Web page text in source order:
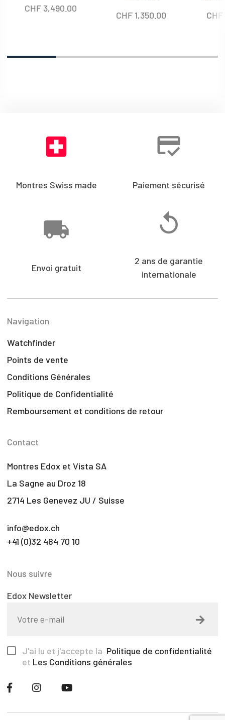
CHF3,490.00
CHF1,350.00 CHF
Montres Swiss made Paiement sécurisé
Envoi gratuit
2 ans de garantie
internationale
Navigation
Watchfinder
Points de vente
Conditions Générales
Politique de Confidentialité
Remboursement et conditions de retour
Contact
Montres Edox et Vista SA
La Sagne au Droz 18
2714 Les Genevez JU / Suisse
info@edox.ch
+41 (0)32 484 70 10
Nous suivre
Edox Newsletter
J'ai lu et j'accepte la Politique de confidentialité
et Les Conditions générales